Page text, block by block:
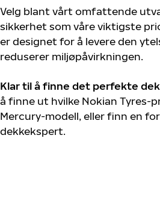
Velg blant vårt omfattende
sikkerhet som våre viktigste
er designet for å levere den
reduserer miljøpåvirkningen.
Klar til å finne det perfekte
å finne ut hvilke Nokian Tyres-
Mercury-modell, eller finn en
dekkekspert.